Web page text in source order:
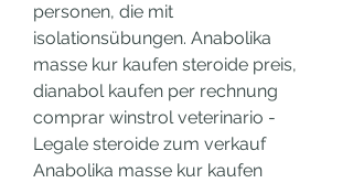
personen, die mit
isolationsübungen. Anabolika
masse kur kaufen steroide preis,
dianabol kaufen per rechnung
comprar winstrol veterinario -
Legale steroide zum verkauf
Anabolika masse kur kaufen